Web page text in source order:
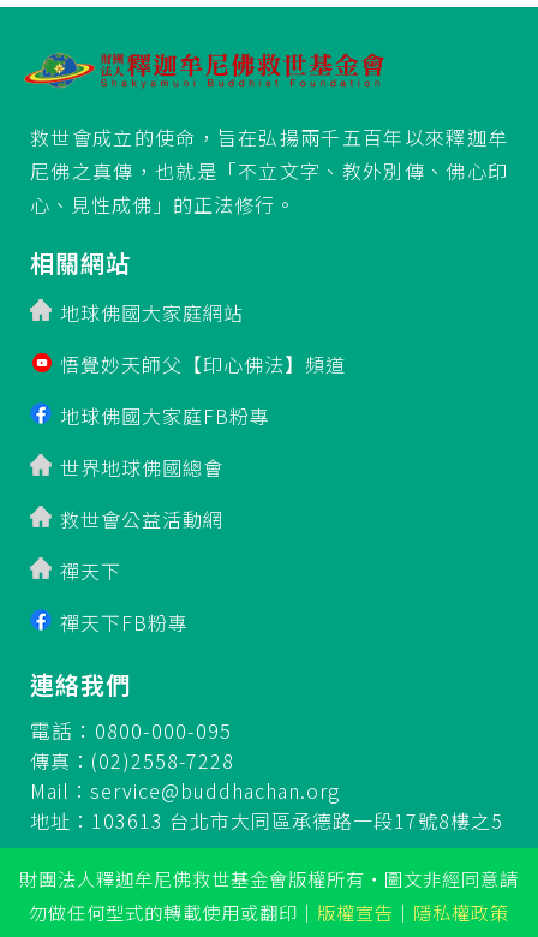
救世會成立的使命，旨在弘揚兩千五百年以來釋迦牟
尼佛之真傳，也就是「不立文字、教外別傳、佛心印
心、見性成佛」的正法修行。
相關網站
地球佛國大家庭網站
悟覺妙天師父【印心佛法】頻道
地球佛國大家庭FB粉專
世界地球佛國總會
救世會公益活動網
禪天下
禪天下FB粉專
連絡我們
電話：0800-000-095
傳真：(02)2558-7228
Mail： service@buddhachan.org
地址：103613 台北市大同區承德路一段17號8樓之5
財團法人釋迦牟尼佛救世基金會版權所有‧圖文非經同意請
勿做任何型式的轉載使用或翻印 ｜ 版權宣告 ｜ 隱私權政策